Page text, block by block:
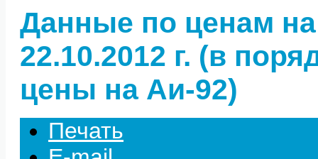
Данные по ценам
22.10.2012 г. (в
цены на Аи-92)
Печать